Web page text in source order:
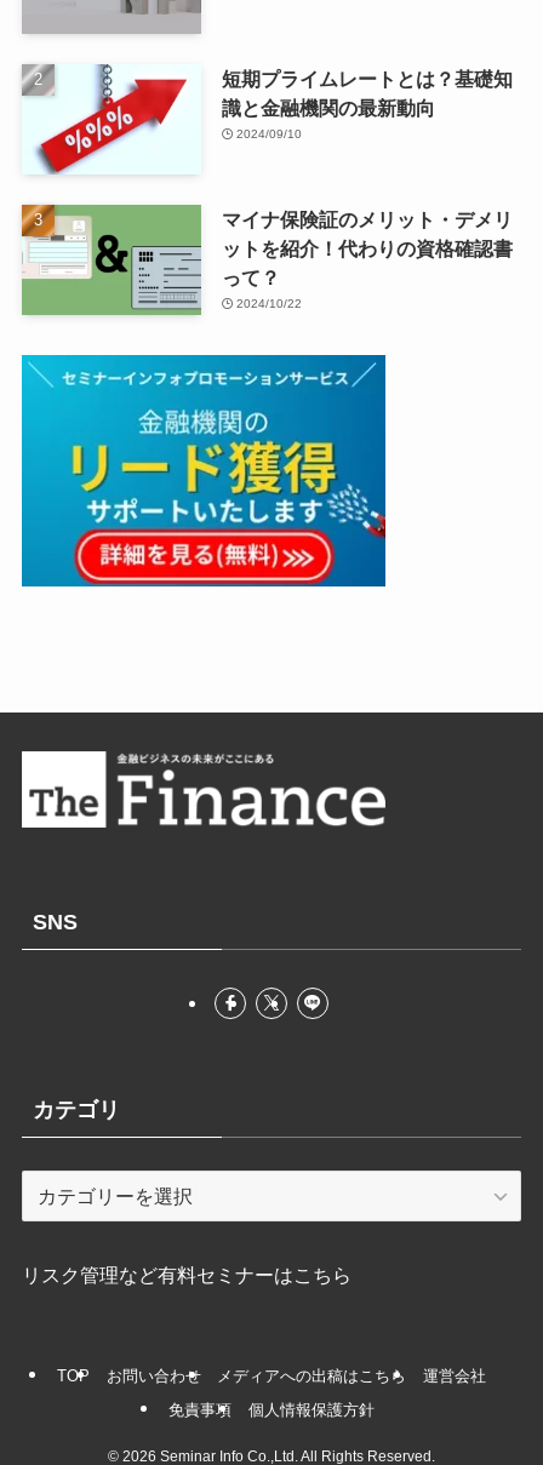
短期プライムレートとは？基礎知
識と金融機関の最新動向
2024/09/10
マイナ保険証のメリット・デメリ
ットを紹介！代わりの資格確認書
って？
2024/10/22
SNS
カテゴリ
テ
リ
リスク管理など有料セミナーはこちら
TOP お問い合わせ メディアへの出稿はこちら
運営会社
免責事項
個人情報保護方針
© 2026 Seminar Info Co.,Ltd. All Rights Reserved.